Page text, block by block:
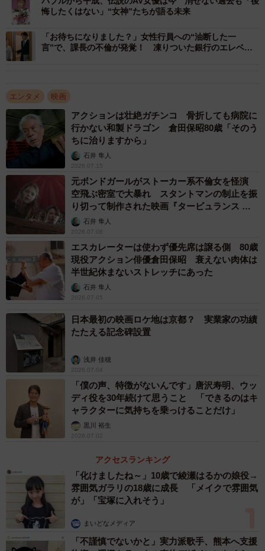
3/5
加藤雅也
周囲から「あんたは雑草」
その心境は現在進行形。「独り身の気軽さや楽しさは沢山
あるので、今も満喫中です。結婚願望も強くないし、一人
の家が好きなので誰かと一緒に住むのだとしたら変に気を
使ってしまいそう。周囲からは『あんたは心が強い。雑草
だ』とよく言われます」と恐縮しつつも、日々羽を伸ばし
ている。
熊切あさ美
『愚か者のブルース』では落ちぶれた映画監督・大根（加
藤雅也）を支えるタマコを熱演。「若い頃の私は恋愛に一
途だったので、たとえヒモであっても夢を語る大根監督に
悔したくはない」“女神”たちが語る未来
「お待ちになりました？」女性行員への“油断した一
言”で、課長の不倫が発覚！ 凍りついた銀行のエレベー
エンタメ 映画
アクションは壮絶ガチンコ 骨折しても病院に
行かない和製ドラゴン 倉田保昭80歳「そのう
ちに治りますから」
石井 隼人
2026.07.15
元ボンドガールがストーカー系不倫女を怪演
空飛ぶ密室で大暴れ スタントマンの制止を振
り切って制作された映画『タービュランス 絶
空16000フィート』
石井 隼人
2026.07.08
エスカレーターは使わず優先席は譲る側 80歳
現役アクション俳優倉田保昭 衰えない肉体は
半世紀休まないストレッチにあった
石井 隼人
2026.07.05
日本最初の映画ロケ地は京都？ 実業家の功績
たたえる記念碑設置
浅井 佳穂
2026.07.04
「僕の声、特徴がないんです」唐沢寿明、ウッ
ディ役を30年続けて思うこと 「できるのはキ
ャラクターに気持ちを乗っけることだけ」
黒川 裕生
2026.07.02
アクセスランキング
「化けましたね～」10歳で綾瀬はるかの娘役→
雰囲気ガラリの18歳に成長 「メイクで雰囲気
が」「宝塚に入れそう」
まいどなメディア
「不謹慎でないかと」実力派歌手、熊本へ支援